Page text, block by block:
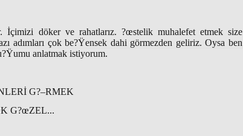
İçimizi döker ve rahatlarız. ?œstelik muhalefet etmek size
adımları çok be?Ÿensek dahi görmezden geliriz. Oysa ben
anlatmak istiyorum.
G?–RMEK
G?œZEL...